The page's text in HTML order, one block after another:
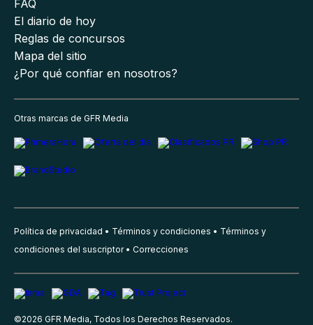
FAQ
El diario de hoy
Reglas de concursos
Mapa del sitio
¿Por qué confiar en nosotros?
Otras marcas de GFR Media
Política de privacidad Términos y condiciones
Términos y
condiciones del suscriptor
Correcciones
©2026 GFR Media, Todos los Derechos Reservados.